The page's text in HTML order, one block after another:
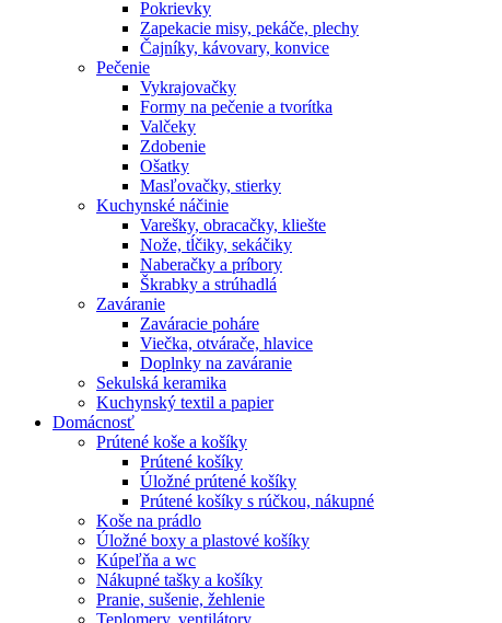
Pokrievky
Zapekacie misy, pekáče, plechy
Čajníky, kávovary, konvice
Pečenie
Vykrajovačky
Formy na pečenie a tvorítka
Valčeky
Zdobenie
Ošatky
Masľovačky, stierky
Kuchynské náčinie
Varešky, obracačky, kliešte
Nože, tĺčiky, sekáčiky
Naberačky a príbory
Škrabky a strúhadlá
Zaváranie
Zaváracie poháre
Viečka, otvárače, hlavice
Doplnky na zaváranie
Sekulská keramika
Kuchynský textil a papier
Domácnosť
Prútené koše a košíky
Prútené košíky
Úložné prútené košíky
Prútené košíky s rúčkou, nákupné
Koše na prádlo
Úložné boxy a plastové košíky
Kúpeľňa a wc
Nákupné tašky a košíky
Pranie, sušenie, žehlenie
Teplomery, ventilátory